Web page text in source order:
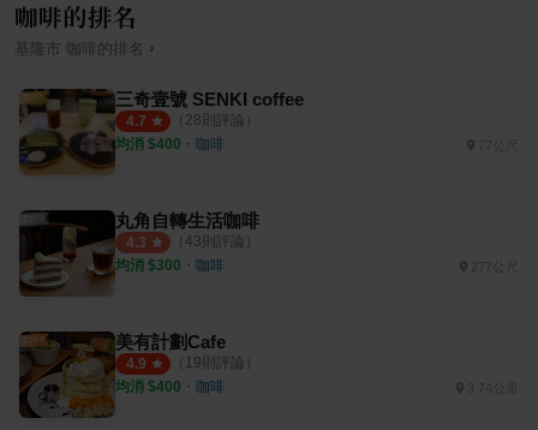
咖啡的排名
基隆市 咖啡 的排名 ›
三奇壹號 SENKI coffee
4.7 （ 28則評論）
均消 $400 ・ 咖啡
丸角自轉生活咖啡
4.3 （ 43則評論）
均消 $300 ・ 咖啡
美有計劃Cafe
4.9 （ 19則評論）
均消 $400 ・ 咖啡 3.74公里